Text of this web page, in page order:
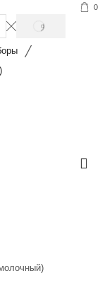
0
SEARCH
/